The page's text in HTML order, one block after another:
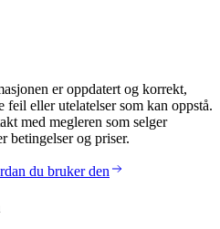
er oppdatert og korrekt,
eller utelatelser som kan oppstå.
med megleren som selger
betingelser og priser.
du bruker den